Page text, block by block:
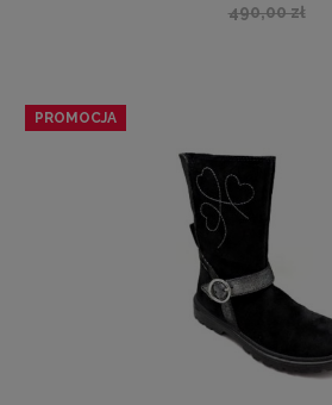
490,00 zł
PROMOCJA